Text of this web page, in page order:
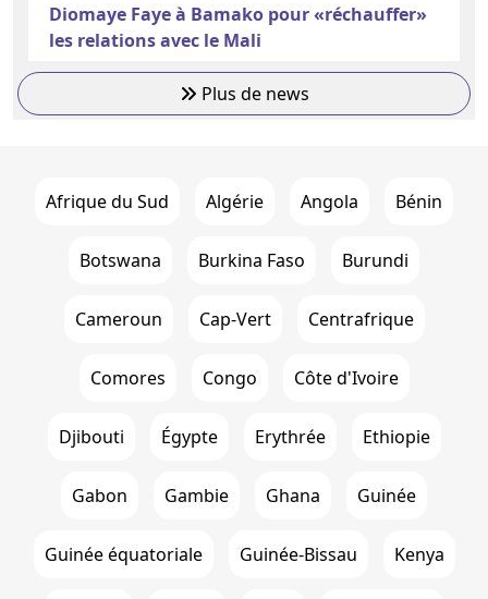
Diomaye Faye à Bamako pour «réchauffer»
les relations avec le Mali
Plus de news
Afrique du Sud Algérie Angola Bénin
Botswana Burkina Faso Burundi
Cameroun Cap-Vert Centrafrique
Comores Congo Côte d'Ivoire
Djibouti Égypte Erythrée Ethiopie
Gabon Gambie Ghana Guinée
Guinée équatoriale Guinée-Bissau Kenya